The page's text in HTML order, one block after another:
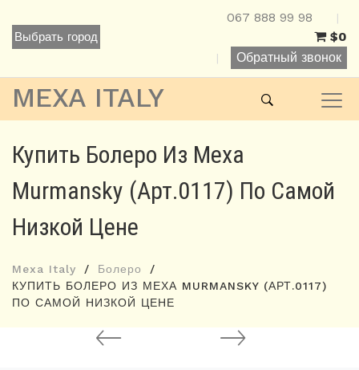
Выбрать город
067 888 99 98 |
$0
| Обратный звонок
MEXA ITALY
Купить Болеро Из Меха
Murmansky (арт.0117) По Самой
Низкой Цене
Mexa Italy
Болеро
КУПИТЬ БОЛЕРО ИЗ МЕХА MURMANSKY (АРТ.0117)
ПО САМОЙ НИЗКОЙ ЦЕНЕ